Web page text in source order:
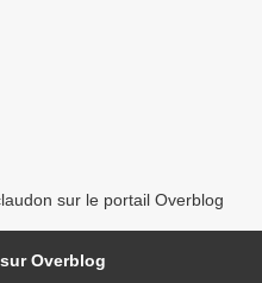
sur le portail Overblog
Overblog